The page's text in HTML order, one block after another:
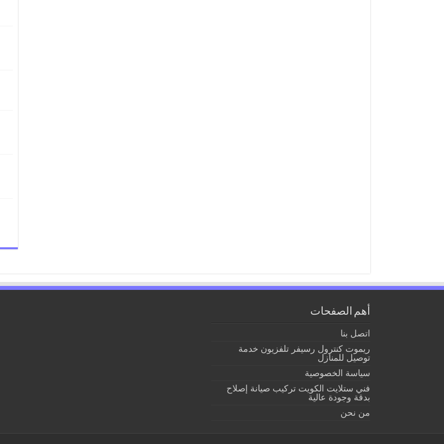
أهم الصفحات
اتصل بنا
ريموت كنترول رسيفر تلفزيون خدمة
توصيل للمنازل
سياسة الخصوصية
فني ستلايت الكويت تركيب صيانة إصلاح
بدقة وجودة عالية
من نحن